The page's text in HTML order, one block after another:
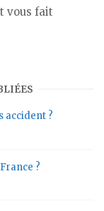
vous fait
accident ?
?